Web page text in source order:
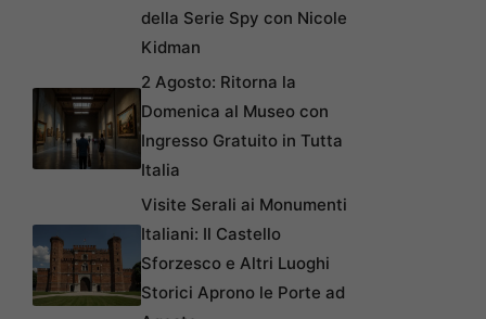
della Serie Spy con Nicole
Kidman
2 Agosto: Ritorna la
Domenica al Museo con
Ingresso Gratuito in Tutta
Italia
Visite Serali ai Monumenti
Italiani: Il Castello
Sforzesco e Altri Luoghi
Storici Aprono le Porte ad